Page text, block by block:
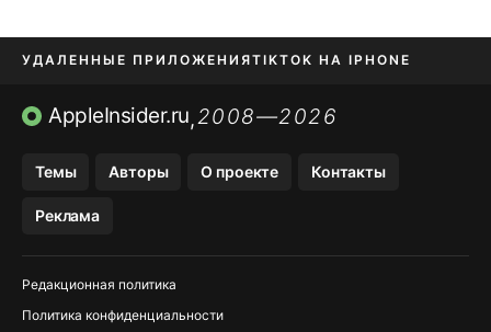
УДАЛЕННЫЕ ПРИЛОЖЕНИЯTIKTOK НА IPHONE
ПРИЛОЖЕНИЯ БЕЗ APP STORE
AppleInsider.ru,2008—2026
Темы Авторы О проекте Контакты
Реклама
Редакционная политика
Политика конфиденциальности